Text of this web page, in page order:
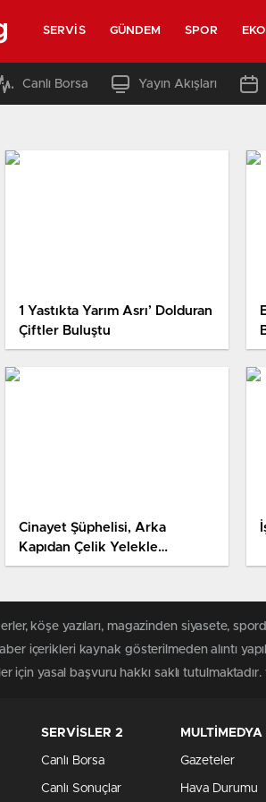
SERVIS GÜNDEM SPOR
Canlı Borsa Yayın Akışları
1 Yastıkta Yarım Asrı’ Dolduran
Çiftler Buluştu
Cinayet Şüphelisi, Arka
Kapıdan Çelik Yelekle
Adliyeye Götürüldü
köşe yazıları, magazinden siyasete,
içerikleri kaynak gösterilmeden alıntı
için yasal başvuru hakkı saklı
SERVİSLER 2
Canlı Borsa
Canlı Sonuçlar
MULTİMEDYA
Gazeteler
Hava Durumu